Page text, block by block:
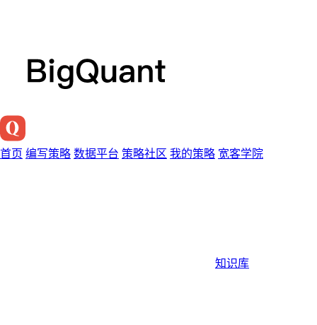
首页 编写策略 数据平台 策略社区 我的策略 宽客学院
知识库